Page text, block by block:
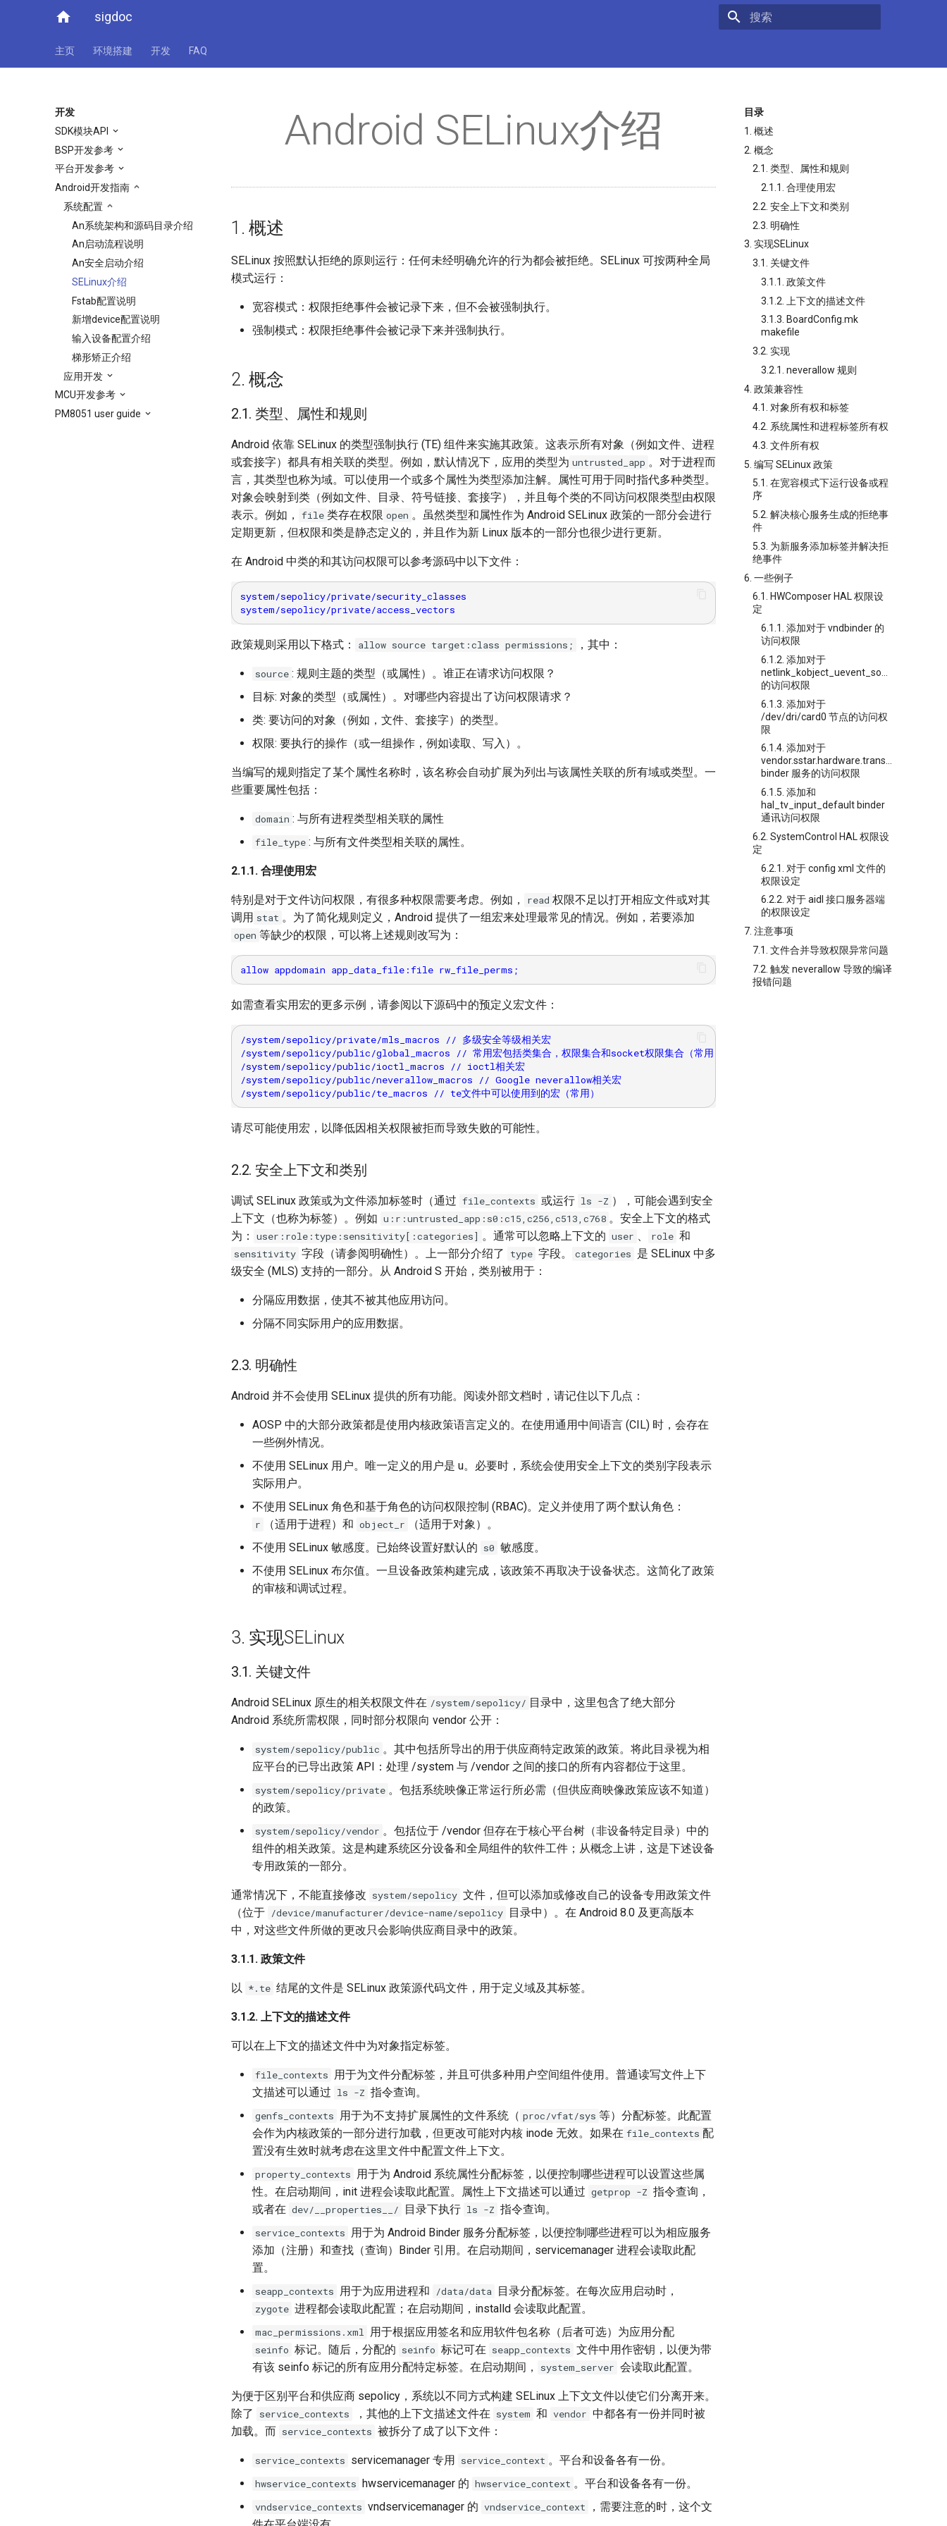
home sigdoc
主页 环境搭建 开发 FAQ
开发
SDK模块API
BSP开发参考
平台开发参考
Android开发指南
系统配置
An系统架构和源码目录介绍
An启动流程说明
An安全启动介绍
SELinux介绍
Fstab配置说明
新增device配置说明
输入设备配置介绍
梯形矫正介绍
应用开发
MCU开发参考
PM8051 user guide
目录
1. 概述
2. 概念
2.1. 类型、属性和规则
2.1.1. 合理使用宏
2.2. 安全上下文和类别
2.3. 明确性
3. 实现SELinux
3.1. 关键文件
3.1.1. 政策文件
3.1.2. 上下文的描述文件
3.1.3. BoardConfig.mk
makefile
3.2. 实现
3.2.1. neverallow 规则
4. 政策兼容性
4.1. 对象所有权和标签
4.2. 系统属性和进程标签所有权
4.3. 文件所有权
5. 编写 SELinux 政策
5.1. 在宽容模式下运行设备或程
序
5.2. 解决核心服务生成的拒绝事
件
5.3. 为新服务添加标签并解决拒
绝事件
6. 一些例子
6.1. HWComposer HAL 权限设
定
6.1.1. 添加对于 vndbinder 的
访问权限
6.1.2. 添加对于
netlink_kobject_uevent_socket
的访问权限
6.1.3. 添加对于
/dev/dri/card0 节点的访问权
限
6.1.4. 添加对于
binder 服务的访问权限
6.1.5. 添加和
hal_tv_input_default binder
通讯访问权限
6.2. SystemControl HAL 权限设
定
6.2.1. 对于 config xml 文件的
权限设定
6.2.2. 对于 aidl 接口服务器端
的权限设定
7. 注意事项
7.1. 文件合并导致权限异常问题
7.2. 触发 neverallow 导致的编译
报错问题
Android SELinux介绍
1. 概述
SELinux 按照默认拒绝的原则运行：任何未经明确允许的行为都会被拒绝。SELinux 可按两种全局
模式运行：
宽容模式：权限拒绝事件会被记录下来，但不会被强制执行。
强制模式：权限拒绝事件会被记录下来并强制执行。
2. 概念
2.1. 类型、属性和规则
Android 依靠 SELinux 的类型强制执行 (TE) 组件来实施其政策。这表示所有对象（例如文件、进程
或套接字）都具有相关联的类型。例如，默认情况下，应用的类型为 untrusted_app 。对于进程而
言，其类型也称为域。可以使用一个或多个属性为类型添加注解。属性可用于同时指代多种类型。
对象会映射到类（例如文件、目录、符号链接、套接字），并且每个类的不同访问权限类型由权限
表示。例如，
file 类存在权限 open 。虽然类型和属性作为 Android SELinux 政策的一部分会进行
定期更新，但权限和类是静态定义的，并且作为新 Linux 版本的一部分也很少进行更新。
在 Android 中类的和其访问权限可以参考源码中以下文件：
system/sepolicy/private/security_classes
政策规则采用以下格式： allow source target:class permissions; ，其中：
source : 规则主题的类型（或属性）。谁正在请求访问权限？
目标: 对象的类型（或属性）。对哪些内容提出了访问权限请求？
类: 要访问的对象（例如，文件、套接字）的类型。
权限: 要执行的操作（或一组操作，例如读取、写入）。
当编写的规则指定了某个属性名称时，该名称会自动扩展为列出与该属性关联的所有域或类型。一
些重要属性包括：
domain : 与所有进程类型相关联的属性
file_type : 与所有文件类型相关联的属性。
2.1.1. 合理使用宏
特别是对于文件访问权限，有很多种权限需要考虑。例如， read 权限不足以打开相应文件或对其
调用 stat 。为了简化规则定义，Android 提供了一组宏来处理最常见的情况。例如，若要添加
open 等缺少的权限，可以将上述规则改写为：
如需查看实用宏的更多示例，请参阅以下源码中的预定义宏文件：
/system/sepolicy/private/mls_macros // 多级安全等级相关宏
/system/sepolicy/public/global_macros // 常用宏包括类集合，权限集合和socket权限集合（常用）
/system/sepolicy/public/ioctl_macros // ioctl相关宏
/system/sepolicy/public/neverallow_macros // Google neverallow相关宏
请尽可能使用宏，以降低因相关权限被拒而导致失败的可能性。
2.2. 安全上下文和类别
调试 SELinux 政策或为文件添加标签时（通过 file_contexts 或运行 ls -Z ），可能会遇到安全
上下文（也称为标签）。例如 u:r:untrusted_app:s0:c15,c256,c513,c768 。安全上下文的格式
为：
user:role:type:sensitivity[:categories] 。通常可以忽略上下文的 user 、 role 和
sensitivity 字段（请参阅明确性）。上一部分介绍了 type 字段。 categories 是 SELinux 中多
级安全 (MLS) 支持的一部分。从 Android S 开始，类别被用于：
分隔应用数据，使其不被其他应用访问。
分隔不同实际用户的应用数据。
2.3. 明确性
Android 并不会使用 SELinux 提供的所有功能。阅读外部文档时，请记住以下几点：
AOSP 中的大部分政策都是使用内核政策语言定义的。在使用通用中间语言 (CIL) 时，会存在
一些例外情况。
不使用 SELinux 用户。唯一定义的用户是 u。必要时，系统会使用安全上下文的类别字段表示
实际用户。
不使用 SELinux 角色和基于角色的访问权限控制 (RBAC)。定义并使用了两个默认角色：
r （适用于进程）和 object_r
（适用于对象）。
不使用 SELinux 敏感度。已始终设置好默认的 s0 敏感度。
不使用 SELinux 布尔值。一旦设备政策构建完成，该政策不再取决于设备状态。这简化了政策
的审核和调试过程。
3. 实现SELinux
3.1. 关键文件
Android SELinux 原生的相关权限文件在 /system/sepolicy/ 目录中，这里包含了绝大部分
Android 系统所需权限，同时部分权限向 vendor 公开：
system/sepolicy/public 。其中包括所导出的用于供应商特定政策的政策。将此目录视为相
应平台的已导出政策 API：处理 /system 与 /vendor 之间的接口的所有内容都位于这里。
system/sepolicy/private 。包括系统映像正常运行所必需（但供应商映像政策应该不知道）
的政策。
system/sepolicy/vendor 。包括位于 /vendor 但存在于核心平台树（非设备特定目录）中的
组件的相关政策。这是构建系统区分设备和全局组件的软件工件；从概念上讲，这是下述设备
专用政策的一部分。
通常情况下，不能直接修改 system/sepolicy 文件，但可以添加或修改自己的设备专用政策文件
（位于 /device/manufacturer/device-name/sepolicy 目录中）。在 Android 8.0 及更高版本
中，对这些文件所做的更改只会影响供应商目录中的政策。
3.1.1. 政策文件
以 *.te 结尾的文件是 SELinux 政策源代码文件，用于定义域及其标签。
3.1.2. 上下文的描述文件
可以在上下文的描述文件中为对象指定标签。
file_contexts 用于为文件分配标签，并且可供多种用户空间组件使用。普通读写文件上下
文描述可以通过 ls -Z 指令查询。
genfs_contexts 用于为不支持扩展属性的文件系统（ proc/vfat/sys 等）分配标签。此配置
会作为内核政策的一部分进行加载，但更改可能对内核 inode 无效。如果在 file_contexts 配
置没有生效时就考虑在这里文件中配置文件上下文。
property_contexts 用于为 Android 系统属性分配标签，以便控制哪些进程可以设置这些属
性。在启动期间，init 进程会读取此配置。属性上下文描述可以通过 getprop -Z 指令查询，
或者在 dev/__properties__/ 目录下执行 ls -Z 指令查询。
service_contexts 用于为 Android Binder 服务分配标签，以便控制哪些进程可以为相应服务
添加（注册）和查找（查询）Binder 引用。在启动期间，servicemanager 进程会读取此配
置。
seapp_contexts 用于为应用进程和 /data/data 目录分配标签。在每次应用启动时，
zygote 进程都会读取此配置；在启动期间，installd 会读取此配置。
mac_permissions.xml 用于根据应用签名和应用软件包名称（后者可选）为应用分配
seinfo 标记。随后，分配的 seinfo 标记可在 seapp_contexts 文件中用作密钥，以便为带
有该 seinfo 标记的所有应用分配特定标签。在启动期间，
system_server 会读取此配置。
为便于区别平台和供应商 sepolicy，系统以不同方式构建 SELinux 上下文文件以使它们分离开来。
除了
service_contexts ，其他的上下文描述文件在 system 和 vendor 中都各有一份并同时被
加载。而 service_contexts 被拆分了成了以下文件：
service_contexts servicemanager 专用 service_context 。平台和设备各有一份。
hwservice_contexts hwservicemanager 的 hwservice_context 。平台和设备各有一份。
vndservice_contexts vndservicemanager 的 vndservice_context
，需要注意的时，这个文